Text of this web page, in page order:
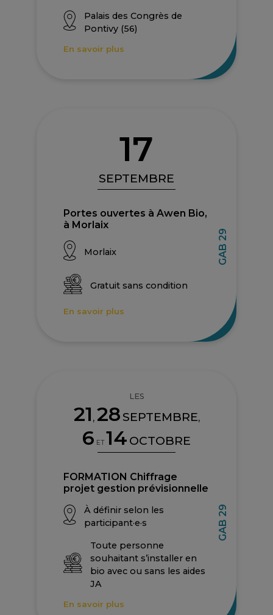
Palais des Congrès de
Pontivy (56)
En savoir plus
17
SEPTEMBRE
Portes ouvertes à Awen Bio,
à Morlaix
Morlaix
Gratuit sans condition
En savoir plus
GAB 29
LES
21 , 28 SEPTEMBRE,
6 ET14 OCTOBRE
FORMATION Chiffrage
projet gestion prévisionnelle
À définir selon les
participant·e·s
Toute personne
souhaitant s’installer en
bio avec ou sans les aides
JA
En savoir plus
GAB 29